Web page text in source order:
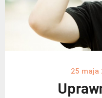
25 maja